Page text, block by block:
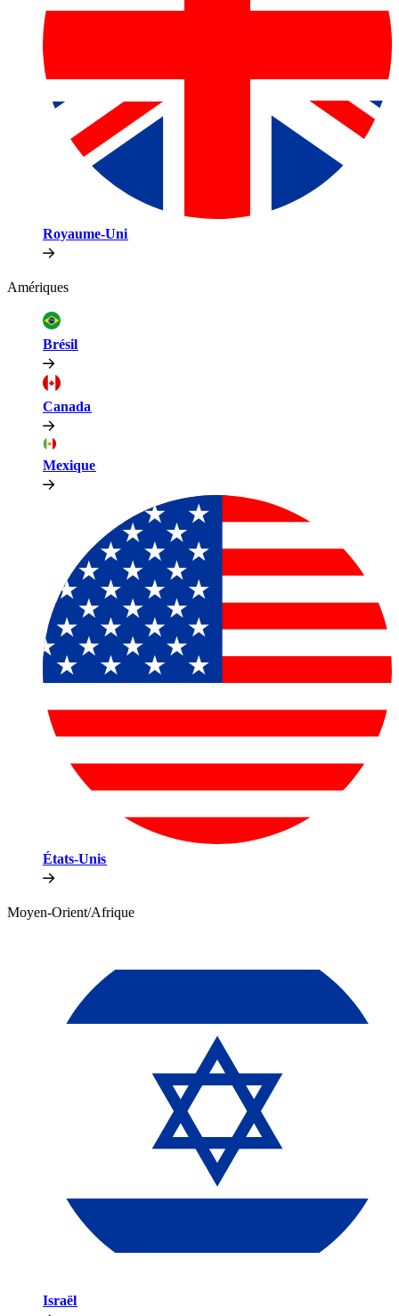
Royaume-Uni​​
Amériques​​
Brésil​​
Canada​​
Mexique​​
États-Unis​​
Moyen-Orient/Afrique​​
Israël​​